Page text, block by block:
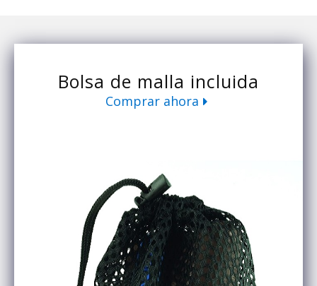
Bolsa de malla incluida
Comprar ahora